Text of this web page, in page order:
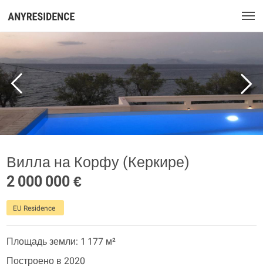
Вилла на Корфу (Керкире)
2 000 000 €
EU Residence
Площадь земли: 1 177 м²
Построено в 2020